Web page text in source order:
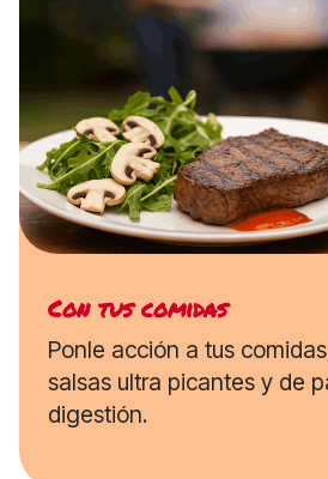
Con tus comidas
Ponle acción a tus
salsas ultra picantes y de
digestión.